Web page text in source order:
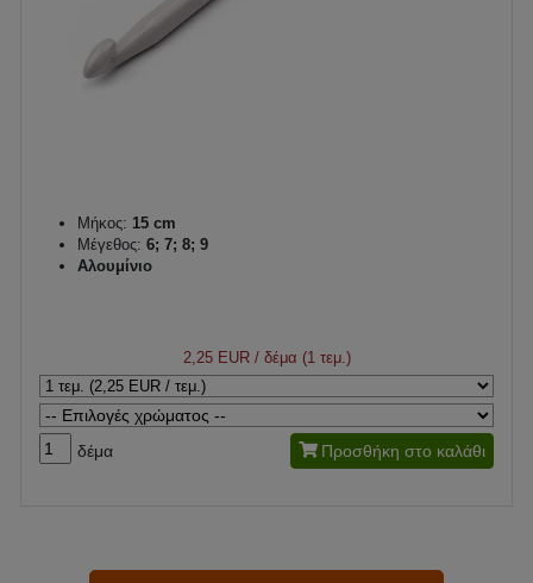
Μήκος: 15 cm
Μέγεθος: 6; 7; 8; 9
Αλουμίνιο
2,25 EUR/ δέμα (1 τεμ.)
δέμα Προσθήκη στο καλάθι